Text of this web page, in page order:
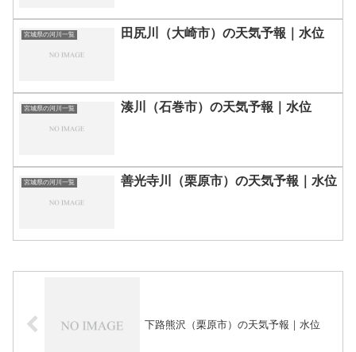
宮城県の河川一覧 田尻川（大崎市）の天気予報｜水位
宮城県の河川一覧 湊川（石巻市）の天気予報｜水位
宮城県の河川一覧 善光寺川（栗原市）の天気予報｜水位
下路熊沢（栗原市）の天気予報｜水位